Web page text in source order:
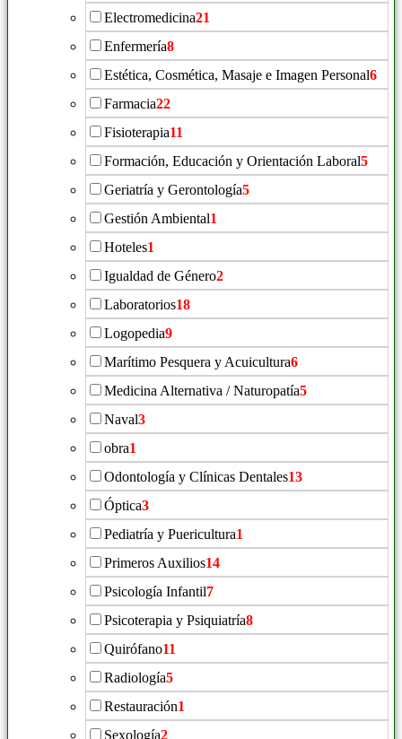
Electromedicina21
Enfermería8
Estética, Cosmética, Masaje e Imagen Personal6
Farmacia22
Fisioterapia11
Formación, Educación y Orientación Laboral5
Geriatría y Gerontología5
Gestión Ambiental1
Hoteles1
Igualdad de Género2
Laboratorios18
Logopedia9
Marítimo Pesquera y Acuicultura6
Medicina Alternativa / Naturopatía5
Naval3
obra1
Odontología y Clínicas Dentales13
Óptica3
Pediatría y Puericultura1
Primeros Auxilios14
Psicología Infantil7
Psicoterapia y Psiquiatría8
Quirófano11
Radiología5
Restauración1
Sexología2